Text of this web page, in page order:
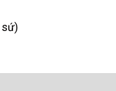
sứ)